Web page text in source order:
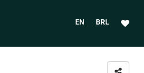
EN BRL